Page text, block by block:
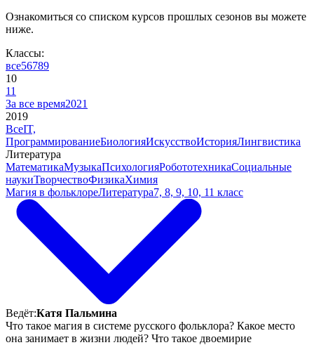
Ознакомиться со списком курсов прошлых сезонов вы можете
ниже.
Классы:
все56789
10
11
За все время2021
2019
ВсеIT,
ПрограммированиеБиологияИскусствоИсторияЛингвистика
Литература
МатематикаМузыкаПсихологияРобототехникаСоциальные
наукиТворчествоФизикаХимия
Магия в фольклореЛитература7, 8, 9, 10, 11 класс
Ведёт:Катя Пальмина
Что такое магия в системе русского фольклора? Какое место
она занимает в жизни людей? Что такое двоемирие